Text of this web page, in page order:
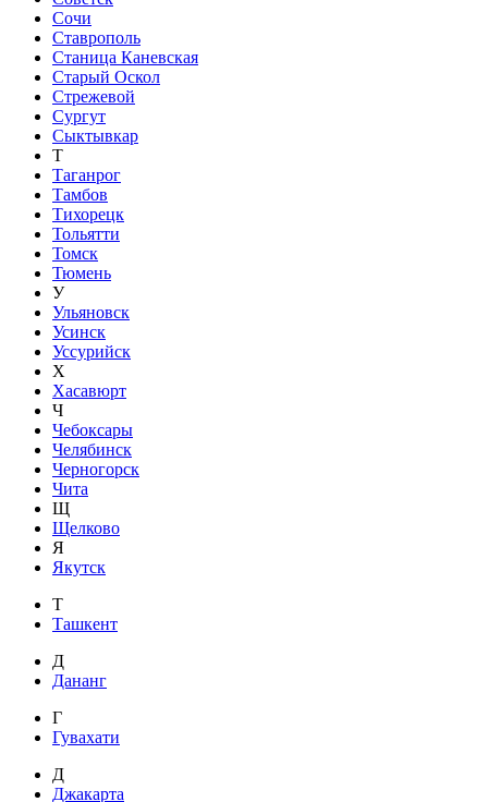
Сочи
Ставрополь
Станица Каневская
Старый Оскол
Стрежевой
Сургут
Сыктывкар
Т
Таганрог
Тамбов
Тихорецк
Тольятти
Томск
Тюмень
У
Ульяновск
Усинск
Уссурийск
Х
Хасавюрт
Ч
Чебоксары
Челябинск
Черногорск
Чита
Щ
Щелково
Я
Якутск
Т
Ташкент
Д
Дананг
Г
Гувахати
Д
Джакарта